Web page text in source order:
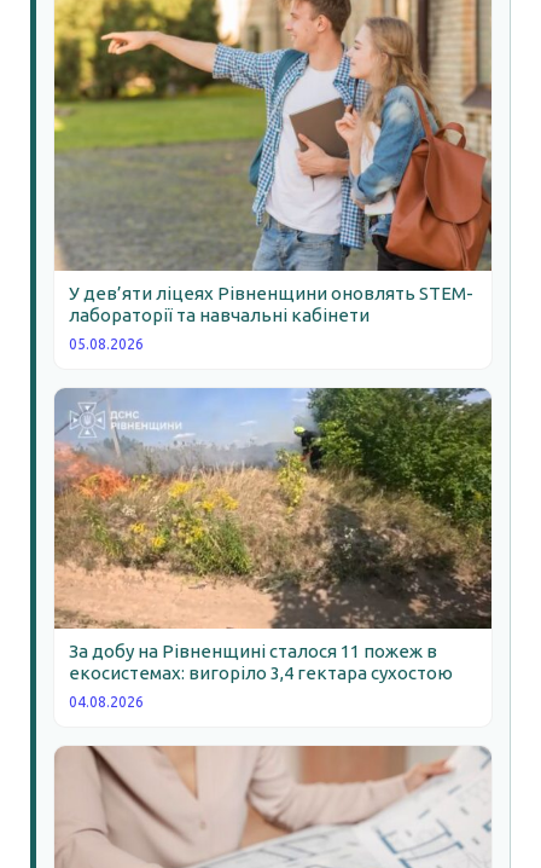
У дев’яти ліцеях Рівненщини оновлять STEM-
лабораторії та навчальні кабінети
05.08.2026
За добу на Рівненщині сталося 11 пожеж в
екосистемах: вигоріло 3,4 гектара сухостою
04.08.2026